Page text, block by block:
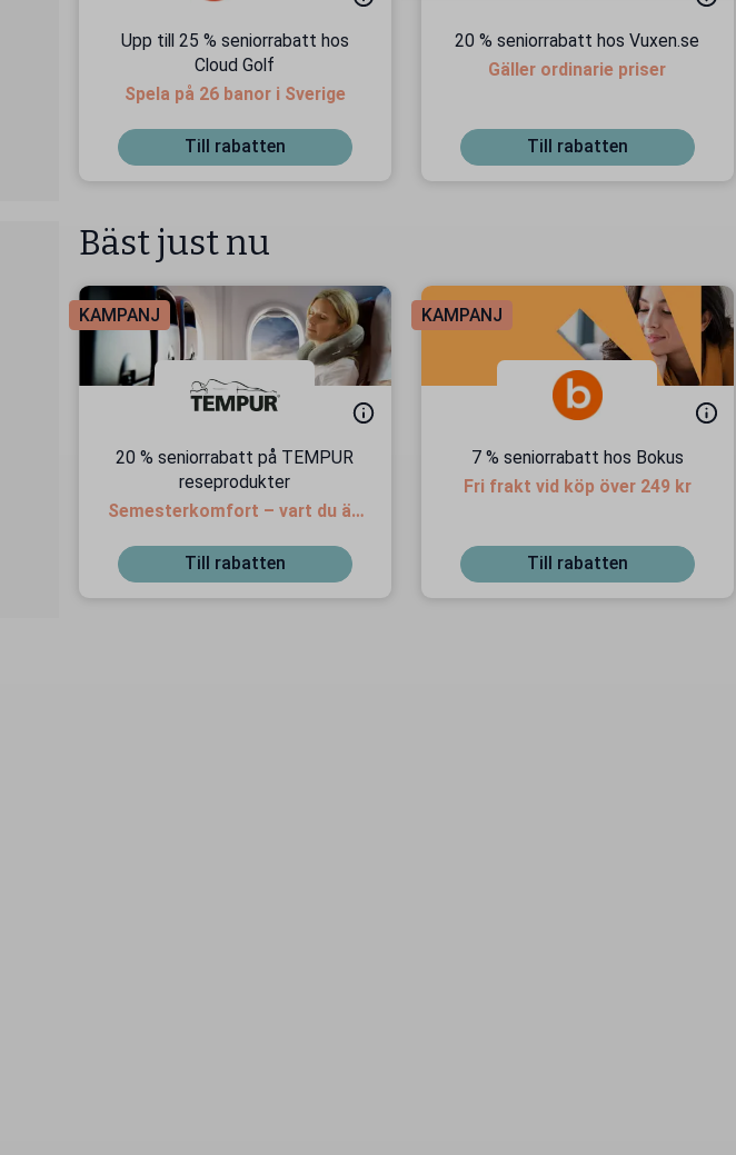
Upp till 25 % seniorrabatt hos
Cloud Golf
Spela på 26 banor i Sverige
Till rabatten
20 % seniorrabatt hos Vuxen.se
Gäller ordinarie priser
Till rabatten
Bäst just nu
KAMPANJ
20 % seniorrabatt på TEMPUR
reseprodukter
Semesterkomfort – vart du än
Till rabatten
KAMPANJ
7 % seniorrabatt hos Bokus
Fri frakt vid köp över 249 kr
Till rabatten